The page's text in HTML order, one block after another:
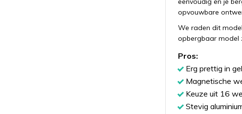
opvouwbare
We raden dit
opbergbaar model
Pros:
Erg prettig in
Magnetische
Keuze uit 16
Stevig